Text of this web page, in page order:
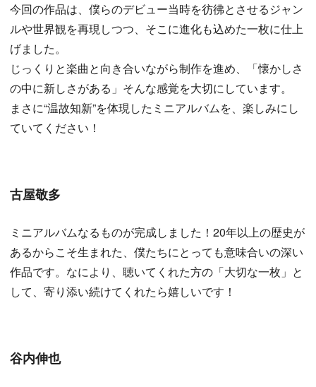
今回の作品は、僕らのデビュー当時を彷彿とさせるジャン
ルや世界観を再現しつつ、そこに進化も込めた一枚に仕上
げました。
じっくりと楽曲と向き合いながら制作を進め、「懐かしさ
の中に新しさがある」そんな感覚を大切にしています。
まさに“温故知新”を体現したミニアルバムを、楽しみにし
ていてください！
古屋敬多
ミニアルバムなるものが完成しました！20年以上の歴史が
あるからこそ生まれた、僕たちにとっても意味合いの深い
作品です。なにより、聴いてくれた方の「大切な一枚」と
して、寄り添い続けてくれたら嬉しいです！
谷内伸也